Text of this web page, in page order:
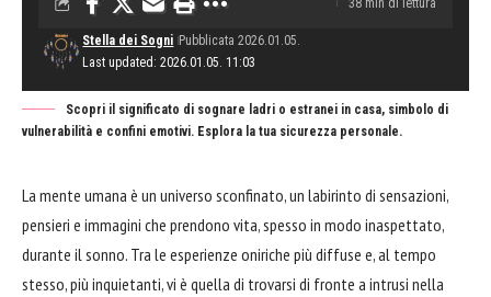
Last updated: 2026.01.05. 11:03
Stella dei Sogni Pubblicata 2026.01.05.
38 min di lettura
Scopri il significato di sognare ladri o estranei in casa, simbolo di
vulnerabilità e confini emotivi. Esplora la tua sicurezza personale.
La mente umana è un universo sconfinato, un labirinto di sensazioni,
pensieri e immagini che prendono vita, spesso in modo inaspettato,
durante il sonno. Tra le esperienze oniriche più diffuse e, al tempo
stesso, più inquietanti, vi è quella di trovarsi di fronte a intrusi nella